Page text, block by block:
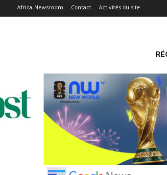
Africa-Newsroom Contact Activités du site